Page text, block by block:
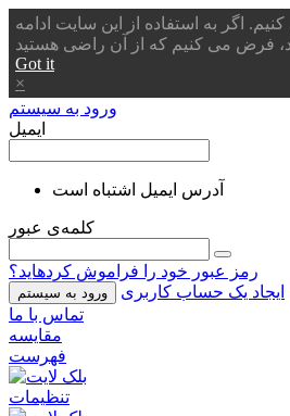
اگر به استفاده از این سایت ادامه
Got it
×
ورود به سیستم
ایمیل
آدرس ایمیل اشتباه است
کلمه‌ی عبور
رمز عبور خود را فراموش کردهاید؟
ورود به سیستم
ایجاد یک حساب کاربری
تماس با ما
مقایسه
فهرست
تنظیمات